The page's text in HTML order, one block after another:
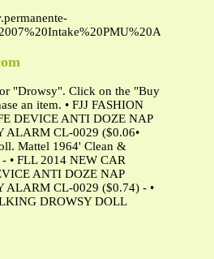
"Drowsy". Click on the "Buy
an item. • FJJ FASHION
DEVICE ANTI DOZE NAP
ALARM CL-0029 ($0.06•
Mattel 1964' Clean &
• FLL 2014 NEW CAR
ANTI DOZE NAP
ALARM CL-0029 ($0.74) - •
DROWSY DOLL